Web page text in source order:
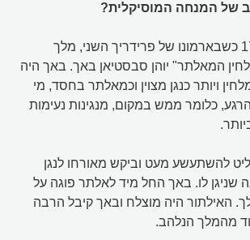
של המנחה המוסיקלית?
זה קרה בשנת 1747 כשבארמונו של פרידריך השני, מלך
המאלתר" יוהן סבסטיאן באך. באך היה
ויותר כנגן מצוין וכמאלתר בחסד, מי
כלומר ממש במקום, מנגינות נעימות
להשתעשע מעט וביקש מאורחו לנגן
שניגן לו. באך החל מיד לאלתר פוגה על
האילתור היה מוצלח ובאך קיבל הרבה
מהמלך הנלהב.